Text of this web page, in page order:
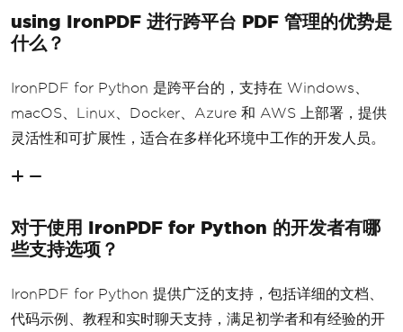
using IronPDF 进行跨平台 PDF 管理的优势是
什么？
IronPDF for Python 是跨平台的，支持在 Windows、
macOS、Linux、Docker、Azure 和 AWS 上部署，提供
灵活性和可扩展性，适合在多样化环境中工作的开发人员。
对于使用 IronPDF for Python 的开发者有哪
些支持选项？
IronPDF for Python 提供广泛的支持，包括详细的文档、
代码示例、教程和实时聊天支持，满足初学者和有经验的开